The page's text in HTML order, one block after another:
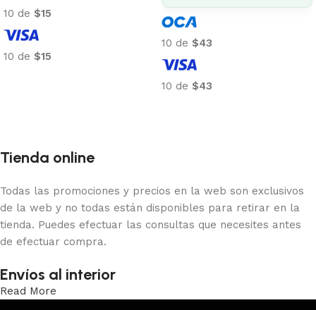
10 de $15
10 de $15
10 de $43
10 de $43
Tienda online
Todas las promociones y precios en la web son exclusivos
de la web y no todas están disponibles para retirar en la
tienda. Puedes efectuar las consultas que necesites antes
de efectuar compra.
Envíos al interior
Read More